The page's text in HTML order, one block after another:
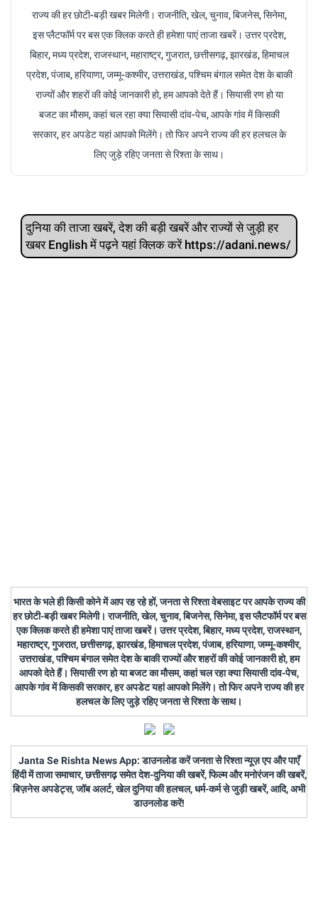
राज्य की हर छोटी-बड़ी खबर मिलेगी। राजनीति, खेल, चुनाव, बिजनेस, सिनेमा,
इस प्लैटफॉर्म पर बस एक क्लिक करते ही हमेशा पाएं ताजा खबरें। उत्तर प्रदेश,
बिहार, मध्य प्रदेश, राजस्थान, महाराष्ट्र, गुजरात, छत्तीसगढ़, झारखंड, हिमाचल
प्रदेश, पंजाब, हरियाणा, जम्मू-कश्मीर, उत्तराखंड, पश्चिम बंगाल समेत देश के बाकी
राज्यों और शहरों की कोई जानकारी हो, हम आपको देते हैं। सियासी रण हो या
बजट का मौसम, कहां चल रहा क्या सियासी दांव-पेच, आपके गांव में किसकी
सरकार, हर अपडेट यहां आपको मिलेंगे। तो फिर अपने राज्य की हर हलचल के
लिए जुड़े रहिए जनता से रिश्ता के साथ।
दुनिया की ताजा खबरें, देश की बड़ी खबरें और राज्‍यों से जुड़ी हर
खबर English में पढ़ने यहां क्लिक करें https://adani.news/
भारत के भले ही किसी कोने में आप रह रहे हों, जनता से रिश्ता वेबसाइट पर आपके राज्य की
हर छोटी-बड़ी खबर मिलेगी। राजनीति, खेल, चुनाव, बिजनेस, सिनेमा, इस प्लैटफॉर्म पर बस
एक क्लिक करते ही हमेशा पाएं ताजा खबरें। उत्तर प्रदेश, बिहार, मध्य प्रदेश, राजस्थान,
महाराष्ट्र, गुजरात, छत्तीसगढ़, झारखंड, हिमाचल प्रदेश, पंजाब, हरियाणा, जम्मू-कश्मीर,
उत्तराखंड, पश्चिम बंगाल समेत देश के बाकी राज्यों और शहरों की कोई जानकारी हो, हम
आपको देते हैं। सियासी रण हो या बजट का मौसम, कहां चल रहा क्या सियासी दांव-पेच,
आपके गांव में किसकी सरकार, हर अपडेट यहां आपको मिलेंगे। तो फिर अपने राज्य की हर
हलचल के लिए जुड़े रहिए जनता से रिश्ता के साथ।
Janta Se Rishta News App: डाउनलोड करें जनता से रिश्ता न्यूज़ एप और पाएँ
हिंदी में ताजा समाचार, छत्तीसगढ़ समेत देश-दुनिया की खबरें, फिल्म और मनोरंजन की खबरें,
बिज़नेस अपडेट्स, जॉब अलर्ट, खेल दुनिया की हलचल, धर्म-कर्म से जुड़ी खबरें, आदि, अभी
डाउनलोड करें!